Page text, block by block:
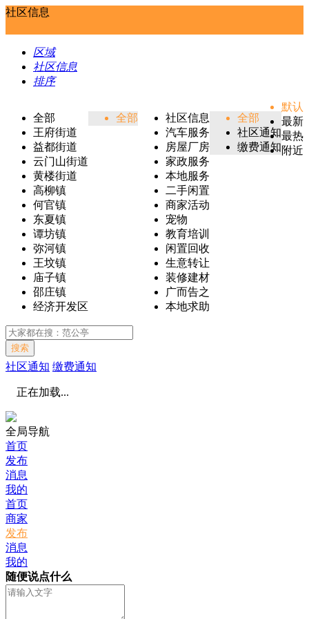
社区信息
区域
社区信息
排序
全部
王府街道
益都街道
云门山街道
黄楼街道
高柳镇
何官镇
东夏镇
谭坊镇
弥河镇
王坟镇
庙子镇
邵庄镇
经济开发区
全部
社区信息
汽车服务
房屋厂房
家政服务
本地服务
二手闲置
商家活动
宠物
教育培训
闲置回收
生意转让
装修建材
广而告之
本地求助
全部
社区通知
缴费通知
默认
最新
最热
附近
搜索
社区通知 缴费通知
正在加载...
全局导航
首页
发布
消息
我的
首页
商家
发布
消息
我的
随便说点什么